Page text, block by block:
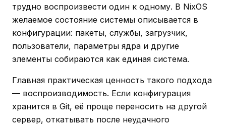
трудно воспроизвести один к одному. В NixOS
желаемое состояние системы описывается в
конфигурации: пакеты, службы, загрузчик,
пользователи, параметры ядра и другие
элементы собираются как единая система.
Главная практическая ценность такого подхода
— воспроизводимость. Если конфигурация
хранится в Git, её проще переносить на другой
сервер, откатывать после неудачного